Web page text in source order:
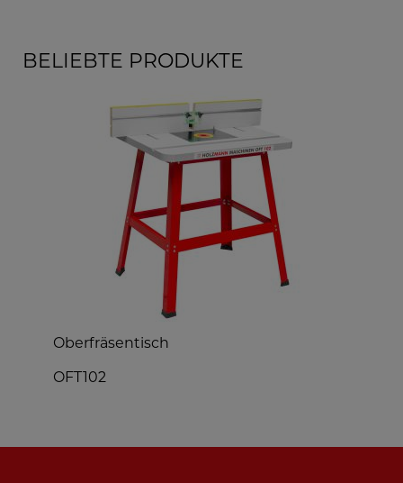
BELIEBTE PRODUKTE
Absauganlage inkl. Anschlussverteiler
ABS2480_230V